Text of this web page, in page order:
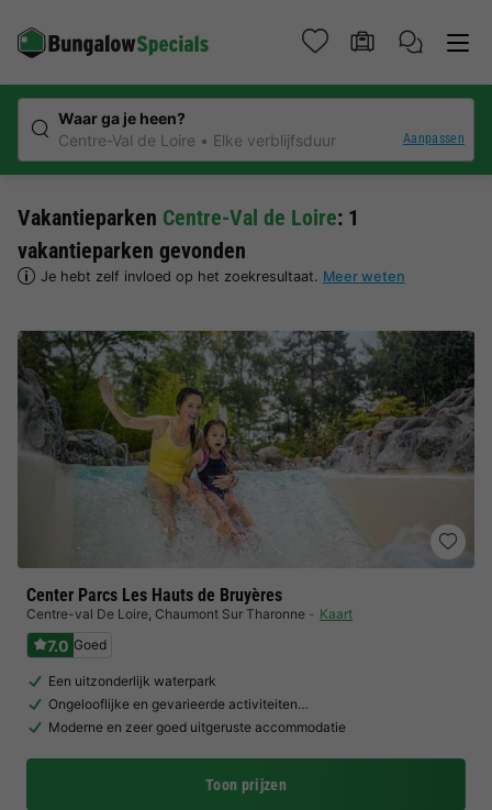
Waar ga je heen?
Centre-Val de Loire
Elke verblijfsduur Aanpassen
Vakantieparken Centre-Val de Loire: 1
vakantieparken gevonden
Je hebt zelf invloed op het zoekresultaat. Meer weten
Center Parcs Les Hauts de Bruyères
Centre-val De Loire, Chaumont Sur Tharonne Kaart
7.0 Goed
Een uitzonderlijk waterpark
Ongelooflijke en gevarieerde activiteiten…
Moderne en zeer goed uitgeruste accommodatie
Toon prijzen